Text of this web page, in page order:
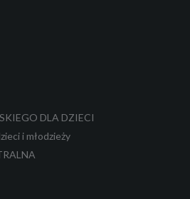
DLA DZIECI
i młodzieży